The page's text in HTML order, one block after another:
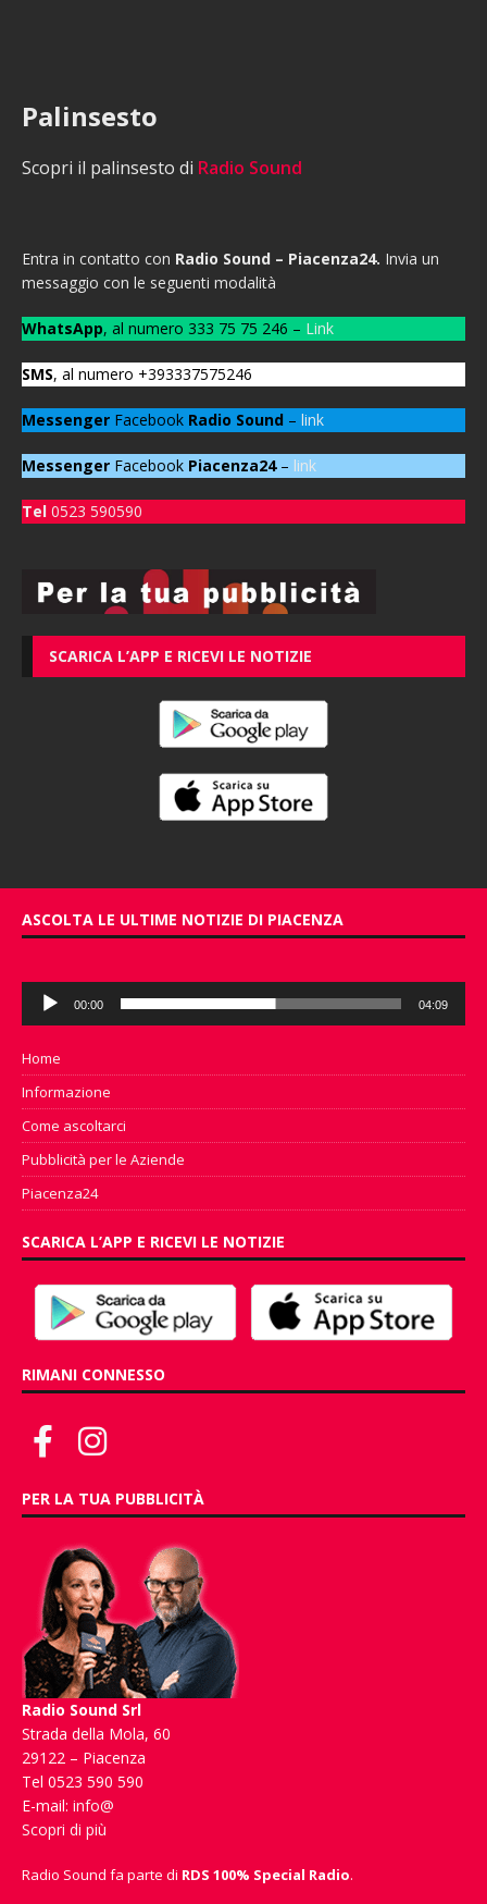
Palinsesto
Scopri il palinsesto di Radio Sound
Entra in contatto con Radio Sound – Piacenza24. Invia un
messaggio con le seguenti modalità
WhatsApp, al numero 333 75 75 246 – Link
SMS, al numero +393337575246
Messenger Facebook Radio Sound – link
Messenger Facebook Piacenza24– link
Tel 0523 590590
SCARICA L’APP E RICEVI LE NOTIZIE
ASCOLTA LE ULTIME NOTIZIE DI PIACENZA
Audio
Player
00:00 04:09
Home
Informazione
Come ascoltarci
Pubblicità per le Aziende
Piacenza24
SCARICA L’APP E RICEVI LE NOTIZIE
RIMANI CONNESSO
PER LA TUA PUBBLICITÀ
Radio Sound Srl
Strada della Mola, 60
29122 – Piacenza
Tel 0523 590 590
E-mail: info@
Scopri di più
Radio Sound fa parte di RDS 100% Special Radio.